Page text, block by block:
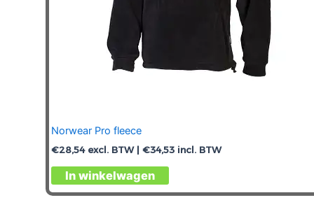
Norwear Pro fleece
€28,54excl. BTW | €34,53 incl. BTW
In winkelwagen
Dit
product